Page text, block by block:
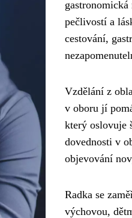
pečlivostí a
cestování,
Vzdělání z
v oboru jí
který oslovuje
dovednosti v
objevování
Radka se
výchovou,